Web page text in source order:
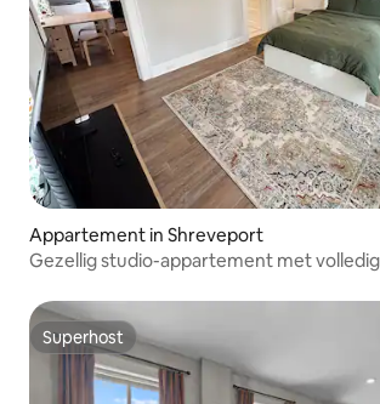
Appartement in Shreveport
Gezellig studio-appartement met
Superhost
Superhost